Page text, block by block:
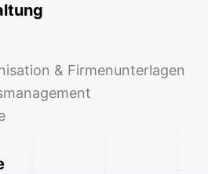
& Firmenunterlagen